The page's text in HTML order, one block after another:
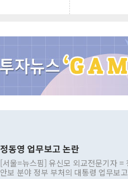
정동영 업무보고 논란
[서울=뉴스핌] 유신모 외교전문기자 =
안보 분야 정부 부처의 대통령 업무보